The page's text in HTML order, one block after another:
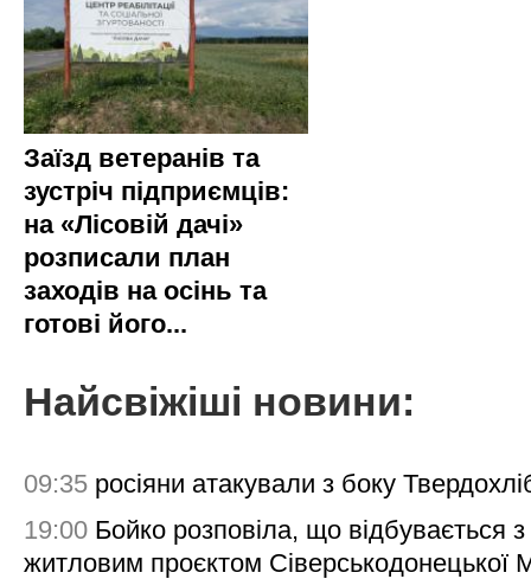
Заїзд ветеранів та
зустріч підприємців:
на «Лісовій дачі»
розписали план
заходів на осінь та
готові його...
Найсвіжіші новини:
09:35 росіяни атакували з боку
19:00 Бойко розповіла, що відбувається з
житловим проєктом Сіверськодонецької